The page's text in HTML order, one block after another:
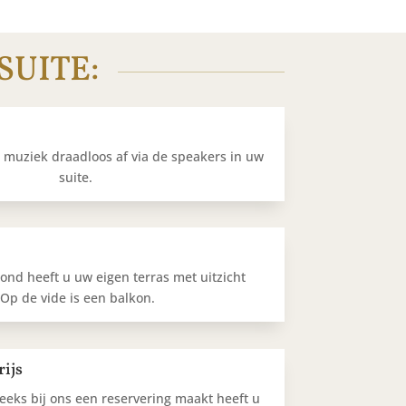
draadloos af via de speakers in uw
suite.
heeft u uw eigen terras met uitzicht
de vide is een balkon.
bij ons een reservering maakt heeft u